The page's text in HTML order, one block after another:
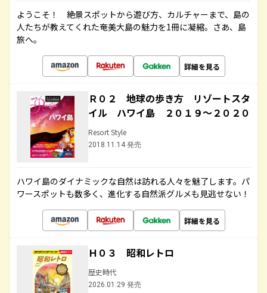
ようこそ！ 絶景スポットから遊び方、カルチャーまで、島の
人たちが教えてくれた奄美大島の魅力を1冊に凝縮。さあ、島
旅へ。
詳細を見る
Ｒ０２ 地球の歩き方 リゾートスタ
イル ハワイ島 ２０１９～２０２０
Resort Style
2018.11.14 発売
ハワイ島のダイナミックな自然は訪れる人々を魅了します。パ
ワースポットも数多く、進化する自然派グルメも見逃せない！
詳細を見る
Ｈ０３ 昭和レトロ
歴史時代
2026.01.29 発売